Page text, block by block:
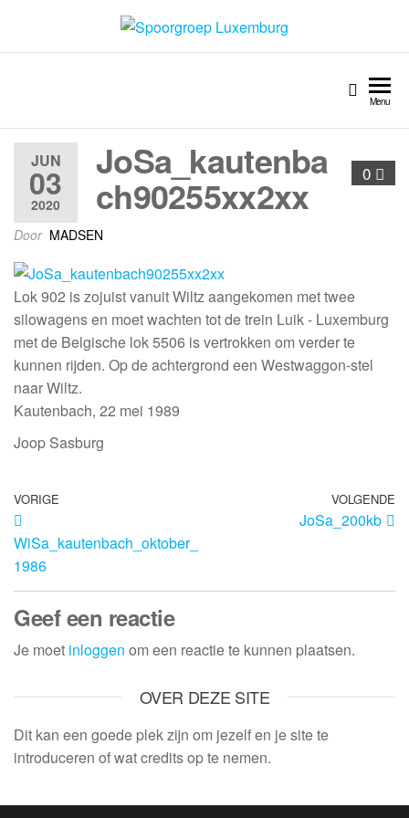
Spoorgroep Luxemburg
Menu
JUN
03
2020
0
JoSa_kautenba
ch90255xx2xx
Door MADSEN
Lok 902 is zojuist vanuit Wiltz aangekomen met twee
silowagens en moet wachten tot de trein Luik - Luxemburg
met de Belgische lok 5506 is vertrokken om verder te
kunnen rijden. Op de achtergrond een Westwaggon-stel
naar Wiltz.
Kautenbach, 22 mei 1989
Joop Sasburg
VORIGE
WiSa_kautenbach_oktober_
1986
VOLGENDE
JoSa_200kb
Geef een reactie
Je moet inloggen om een reactie te kunnen plaatsen.
OVER DEZE SITE
Dit kan een goede plek zijn om jezelf en je site te
introduceren of wat credits op te nemen.